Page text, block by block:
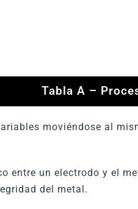
Tabla A –
moviéndose al
entre un electrodo y el
del metal.